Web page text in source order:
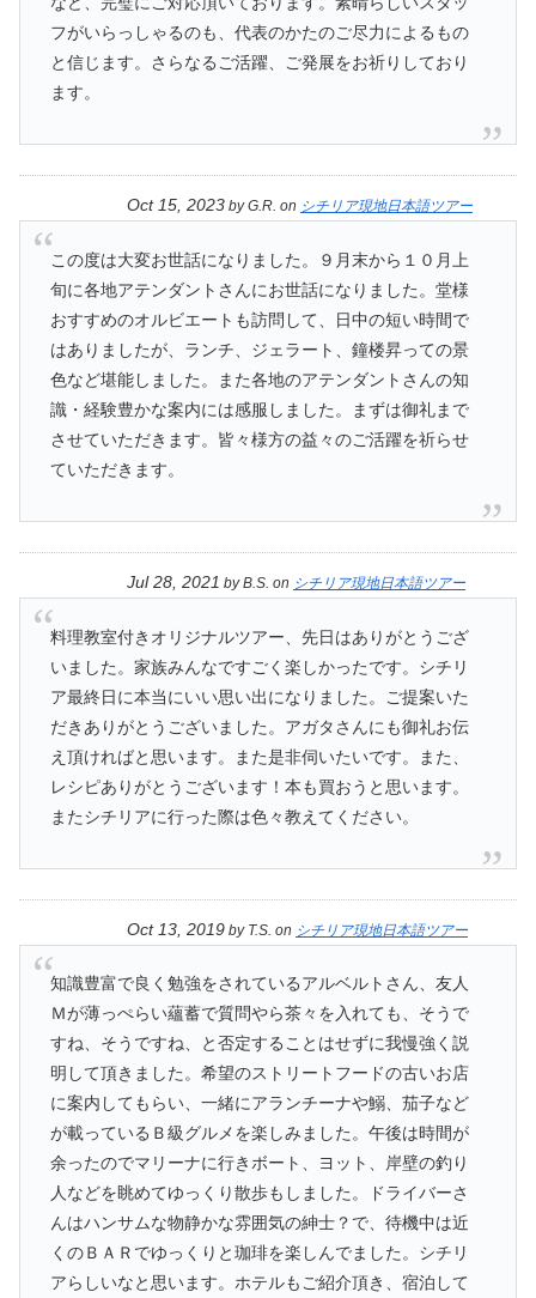
フがいらっしゃるのも、代表のかたのご尽力によるもの
と信じます。さらなるご活躍、ご発展をお祈りしており
ます。
Oct 15, 2023 byG.R. on シチリア現地日本語ツアー
この度は大変お世話になりました。９月末から１０月上
旬に各地アテンダントさんにお世話になりました。堂様
おすすめのオルビエートも訪問して、日中の短い時間で
はありましたが、ランチ、ジェラート、鐘楼昇っての景
色など堪能しました。また各地のアテンダントさんの知
識・経験豊かな案内には感服しました。まずは御礼まで
させていただきます。皆々様方の益々のご活躍を祈らせ
ていただきます。
Jul 28, 2021 byB.S. on シチリア現地日本語ツアー
料理教室付きオリジナルツアー、先日はありがとうござ
いました。家族みんなですごく楽しかったです。シチリ
ア最終日に本当にいい思い出になりました。ご提案いた
だきありがとうございました。アガタさんにも御礼お伝
え頂ければと思います。また是非伺いたいです。また、
レシピありがとうございます！本も買おうと思います。
またシチリアに行った際は色々教えてください。
Oct 13, 2019 by T.S. on シチリア現地日本語ツアー
知識豊富で良く勉強をされているアルベルトさん、友人
Ｍが薄っぺらい蘊蓄で質問やら茶々を入れても、そうで
すね、そうですね、と否定することはせずに我慢強く説
明して頂きました。希望のストリートフードの古いお店
に案内してもらい、一緒にアランチーナや鰯、茄子など
が載っているＢ級グルメを楽しみました。午後は時間が
余ったのでマリーナに行きボート、ヨット、岸壁の釣り
人などを眺めてゆっくり散歩もしました。ドライバーさ
んはハンサムな物静かな雰囲気の紳士？で、待機中は近
くのＢＡＲでゆっくりと珈琲を楽しんでました。シチリ
アらしいなと思います。ホテルもご紹介頂き、宿泊して